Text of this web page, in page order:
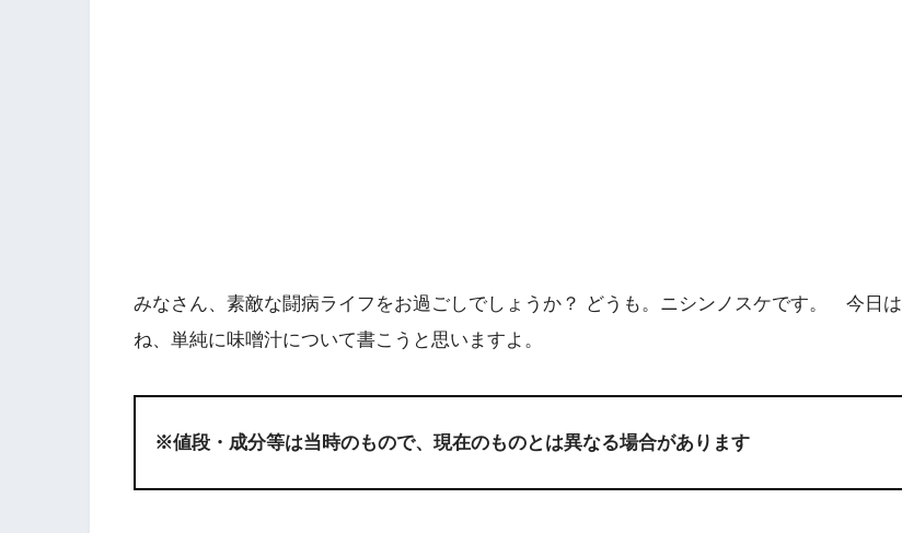
みなさん、素敵な闘病ライフをお過ごしでしょうか？ どうも。ニシンノスケです。 今日は
ね、単純に味噌汁について書こうと思いますよ。
※値段・成分等は当時のもので、現在のものとは異なる場合があります